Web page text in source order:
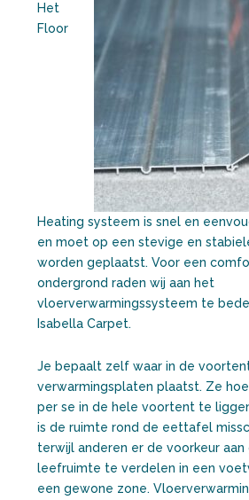
Het
Floor
Heating systeem is snel en
en moet op een stevige en
worden geplaatst. Voor een
ondergrond raden wij aan het
vloerverwarmingssysteem te
Isabella Carpet.
Je bepaalt zelf waar in de
verwarmingsplaten plaatst. Ze
per se in de hele voortent te
is de ruimte rond de eettafel
terwijl anderen er de voorkeur aan
leefruimte te verdelen in een
een gewone zone.